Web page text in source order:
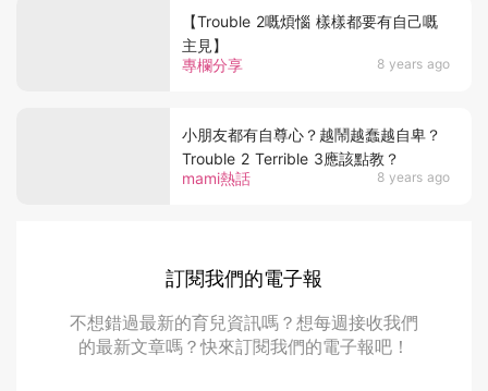
專欄分享 8 years ago
【Trouble 2嘅煩惱 樣樣都要有自己嘅
主見】
mami熱話 8 years ago
小朋友都有自尊心？越鬧越蠢越自卑？
Trouble 2 Terrible 3應該點教？
訂閱我們的電子報
不想錯過最新的育兒資訊嗎？想每週接收我們
的最新文章嗎？快來訂閱我們的電子報吧！